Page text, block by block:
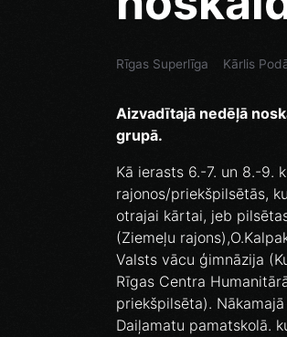
Rīgas Superlīga Kārlis
Aizvadītajā nedēļā
grupā.
Kā ierasts 6.-7. un 8.-9.
rajonos/priekšpilsētās,
otrajai kārtai, jeb
(Ziemeļu
Valsts vācu ģimnāzija
Rīgas Centra
priekšpilsēta).
Daiļamatu pamatskolā.